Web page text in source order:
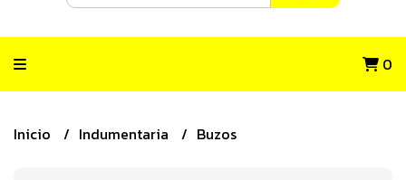
0
Inicio Indumentaria Buzos